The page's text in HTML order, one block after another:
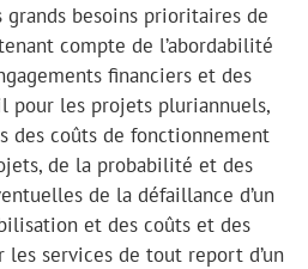
besoins prioritaires de
compte de l’abordabilité
financiers et des
pour les projets pluriannuels,
des coûts de fonctionnement
de la probabilité et des
de la défaillance d’un
et des coûts et des
les services de tout report d’un